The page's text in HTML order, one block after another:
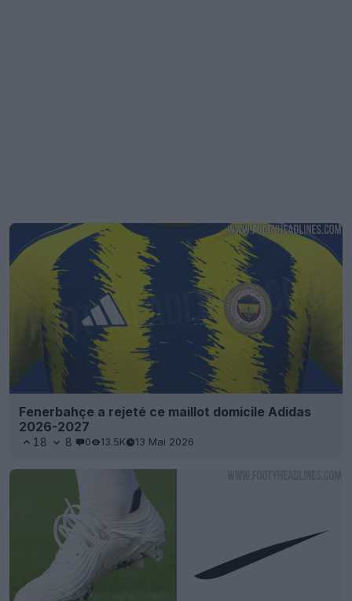
Fenerbahçe a rejeté ce maillot domicile Adidas
2026-2027
18 8 0 13.5K 13 Mai 2026